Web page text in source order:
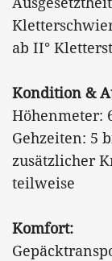
ab II°
Kondition &
Höhenmeter:
Gehzeiten: 5
zusätzlicher
teilweise
Komfort: